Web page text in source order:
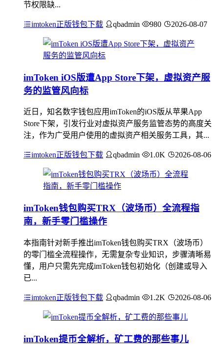
节权限缺...
imtoken正版钱包下载 qbadmin 980 2026-08-07
imToken iOS版遭App Store下架，虚拟资产服
务的监管风向标
近日，知名数字钱包应用imToken的iOS版从苹果App
Store下架，引发行业对虚拟资产服务监管态势的高度关
注，作为广受用户使用的虚拟资产相关服务工具，其...
imtoken正版钱包下载 qbadmin 1.0K 2026-08-06
imToken钱包购买TRX（波场币）全流程指
南，新手零门槛操作
本指南针对新手推出imToken钱包购买TRX（波场币）
的零门槛全流程操作，无需复杂专业知识，步骤清晰易
懂，用户只需先完成imToken钱包初始化（创建或导入
已...
imtoken正版钱包下载 qbadmin 1.2K 2026-08-06
imToken提币全解析，矿工费的那些事儿